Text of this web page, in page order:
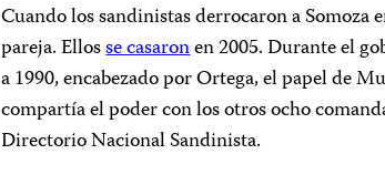
Cuando los sandinistas derrocaron a
pareja. Ellosse casaronen 2005. Durante el
a 1990, encabezado por Ortega, el papel de
compartía el poder con los otros ocho
Directorio Nacional Sandinista.